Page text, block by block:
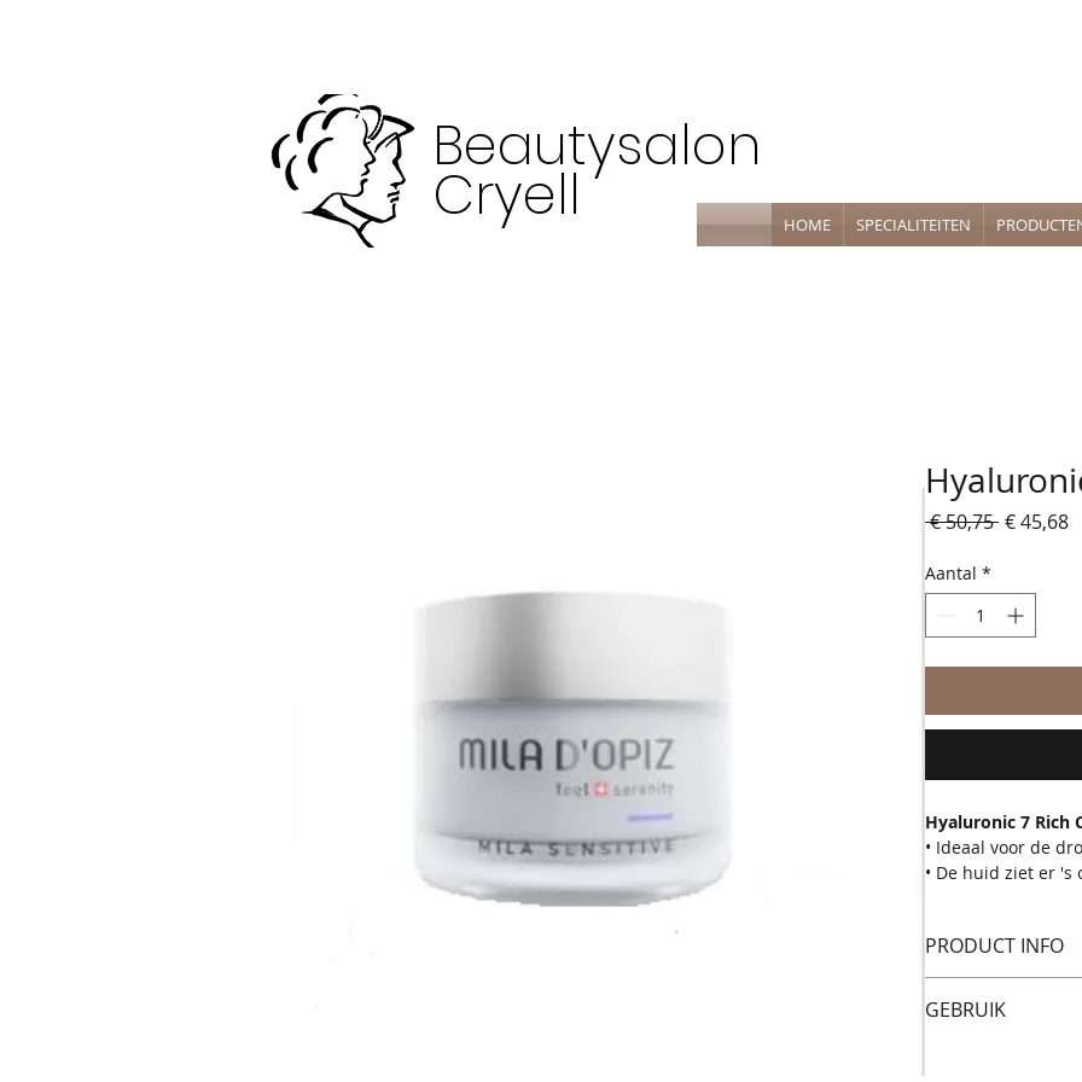
Beautysalon
Cryell HOME SPECIALITEITEN
€ 50,75 Normale
€ 45,68
Aantal *
Hyaluronic 7 Rich
• Ideaal voor de
• De huid ziet er
lipidenverzorging
maakt dit de
PRODUCT INFO
droge tot zeer
GEBRUIK